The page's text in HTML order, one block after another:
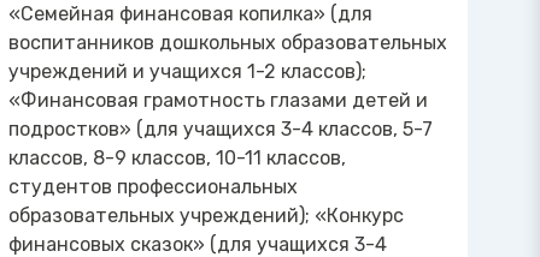
«Семейная финансовая копилка» (для
воспитанников дошкольных образовательных
учреждений и учащихся 1-2 классов);
«Финансовая грамотность глазами детей и
подростков» (для учащихся 3-4 классов, 5-7
классов, 8-9 классов, 10-11 классов,
студентов профессиональных
образовательных учреждений); «Конкурс
финансовых сказок» (для учащихся 3-4